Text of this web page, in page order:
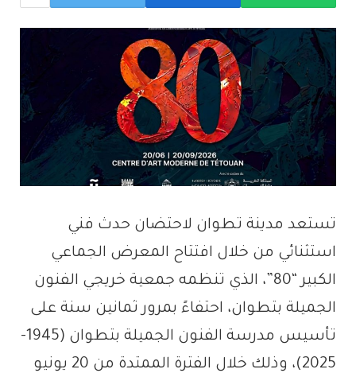
تستعد مدينة تطوان لاحتضان حدث فني
استثنائي من خلال افتتاح المعرض الجماعي
الكبير “80”، الذي تنظمه جمعية خريجي الفنون
الجميلة بتطوان، احتفاءً بمرور ثمانين سنة على
تأسيس مدرسة الفنون الجميلة بتطوان (1945-
2025)، وذلك خلال الفترة الممتدة من 20 يونيو